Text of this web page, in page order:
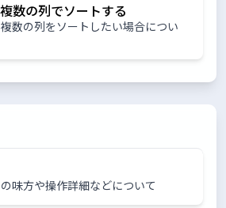
数の列でソートする
数の列をソートしたい場合につい
味方や操作詳細などについて